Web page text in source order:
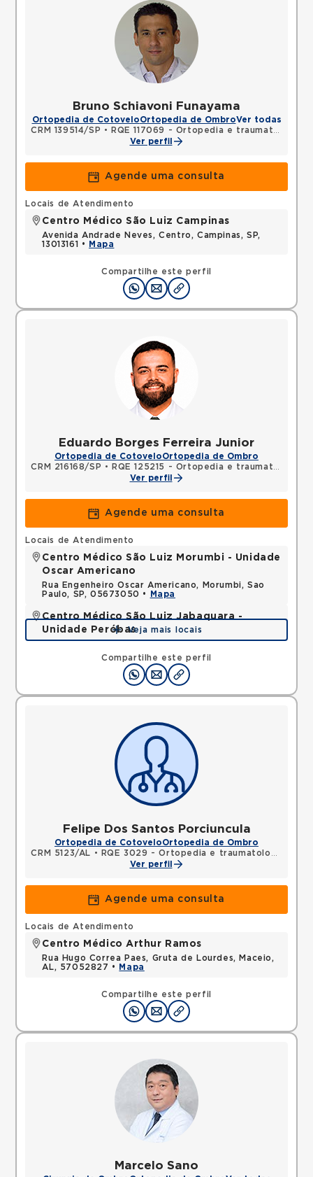
Bruno Schiavoni Funayama
Ortopedia de CotoveloOrtopedia de OmbroVer todas
CRM 139514/SP •
RQE 117069 - Ortopedia e traumatologia
Ver perfil
Agende uma consulta
Compartilhe este perfil
Locais de Atendimento
Centro Médico São Luiz Campinas
Avenida Andrade Neves, Centro, Campinas, SP,
13013161 •
Mapa
Eduardo Borges Ferreira Junior
Ortopedia de CotoveloOrtopedia de Ombro
CRM 216168/SP •
RQE 125215 - Ortopedia e traumatologia
Ver perfil
Agende uma consulta
Compartilhe este perfil
Locais de Atendimento
Centro Médico São Luiz Morumbi - Unidade
Oscar Americano
Rua Engenheiro Oscar Americano, Morumbi, Sao
Paulo, SP, 05673050 •
Mapa
Centro Médico São Luiz Jabaquara -
Unidade Peróbas
Rua das Perobas, Jardim Oriental, Sao Paulo, SP,
Mapa
Veja mais locais
Felipe Dos Santos Porciuncula
Ortopedia de CotoveloOrtopedia de Ombro
CRM 5123/AL •
RQE 3029 - Ortopedia e traumatologia
Ver perfil
Agende uma consulta
Compartilhe este perfil
Locais de Atendimento
Centro Médico Arthur Ramos
Rua Hugo Correa Paes, Gruta de Lourdes, Maceio,
AL, 57052827 •
Mapa
Marcelo Sano